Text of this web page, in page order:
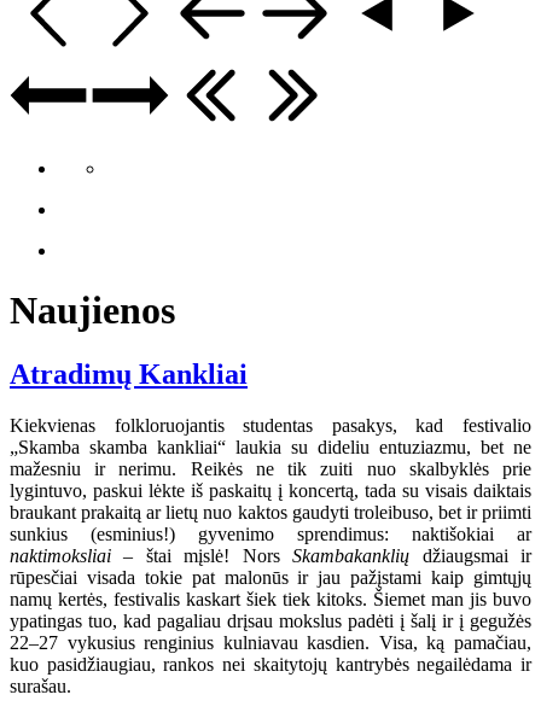
Naujienos
Atradimų Kankliai
Kiekvienas folkloruojantis studentas pasakys, kad festivalio
„Skamba skamba kankliai“ laukia su dideliu entuziazmu, bet ne
mažesniu ir nerimu. Reikės ne tik zuiti nuo skalbyklės prie
lygintuvo, paskui lėkte iš paskaitų į koncertą, tada su visais daiktais
braukant prakaitą ar lietų nuo kaktos gaudyti troleibuso, bet ir priimti
sunkius (esminius!) gyvenimo sprendimus: naktišokiai ar
naktimoksliai– štai mįslė! NorsSkambakanklių džiaugsmai ir
rūpesčiai visada tokie pat malonūs ir jau pažįstami kaip gimtųjų
namų kertės, festivalis kaskart šiek tiek kitoks. Šiemet man jis buvo
ypatingas tuo, kad pagaliau drįsau mokslus padėti į šalį ir į gegužės
22–27 vykusius renginius kulniavau kasdien. Visa, ką pamačiau,
kuo pasidžiaugiau, rankos nei skaitytojų kantrybės negailėdama ir
surašau.